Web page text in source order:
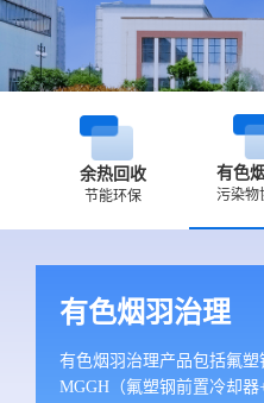
余热回收
节能环保
有色
污染物
有色烟羽治理
有色烟羽治理产品包括氟塑
MGGH（氟塑钢前置冷却